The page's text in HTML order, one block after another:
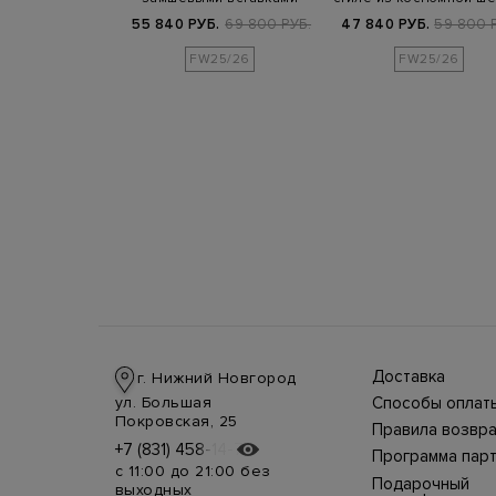
55 840 РУБ. 69 800 РУБ.
FW25/26
47 840 РУБ. 59 800
FW25/26
г. Нижний Новгород
ул. Большая
Покровская, 25
+7 (831) 458-14-75
+7 (831) 458-14-75
с 11:00 до 21:00 без
выходных
Доставка
производится
курьерской
СДЭК, DHL при
предоплате.
Возможные
дополнительные
Способы
магазине
осуществляется
несколькими
способами:
Правила
Интернет-магазин
позволяет
товар в течение
недель с момента
Программа
Подарочный